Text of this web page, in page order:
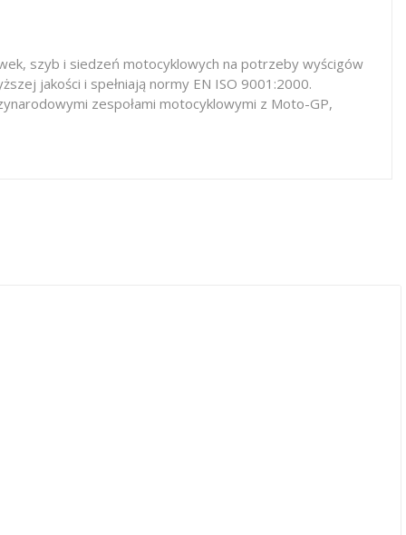
szyb i siedzeń motocyklowych na potrzeby wyścigów
jakości i spełniają normy EN ISO 9001:2000.
zespołami motocyklowymi z Moto-GP,